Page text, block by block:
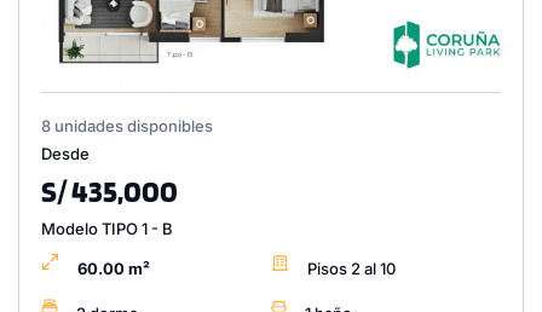
8 unidades disponibles
Desde
S/ 435,000
Modelo TIPO 1 - B
60.00 m² Pisos 2 al 10